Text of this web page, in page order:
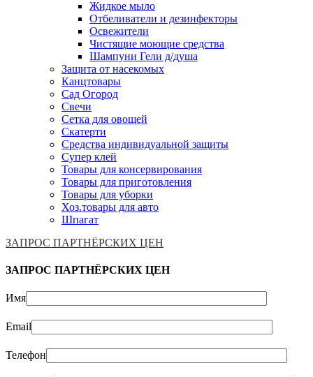
Жидкое мыло
Отбеливатели и дезинфекторы
Освежители
Чистящие моющие средства
Шампуни Гели д/душа
Защита от насекомых
Канцтовары
Сад Огород
Свечи
Сетка для овощей
Скатерти
Средства индивидуальной защиты
Супер клей
Товары для консервирования
Товары для приготовления
Товары для уборки
Хоз.товары для авто
Шпагат
ЗАПРОС ПАРТНЁРСКИХ ЦЕН
ЗАПРОС ПАРТНЁРСКИХ ЦЕН
Имя
Email
Телефон